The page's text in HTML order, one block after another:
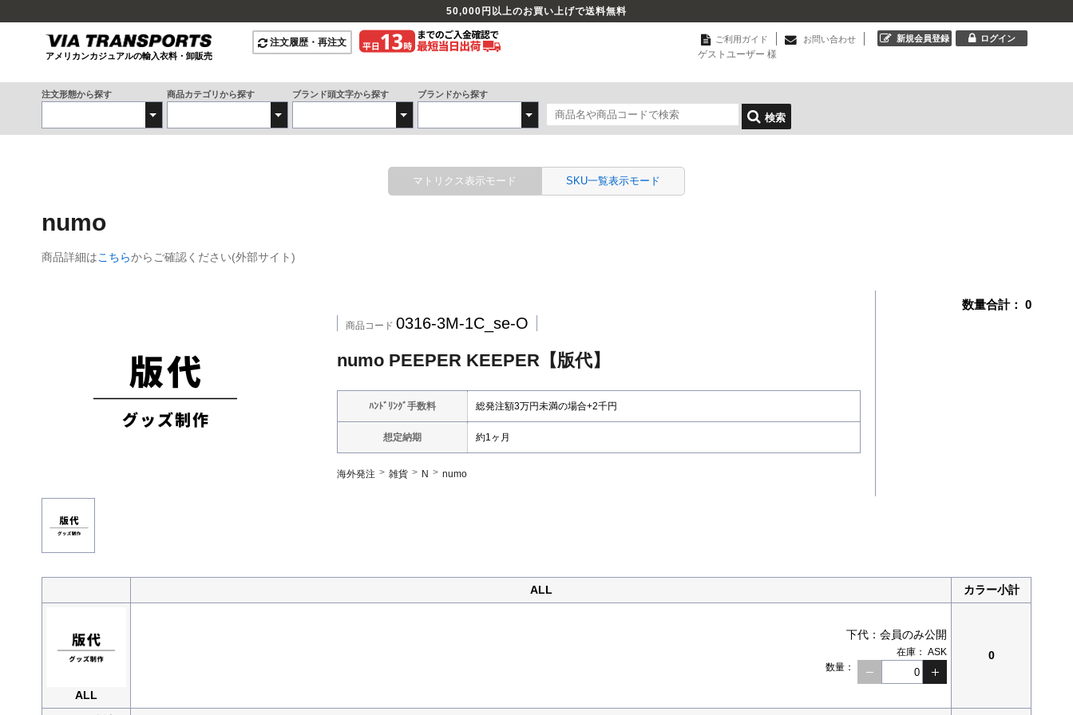
50,000 円以上のお買い上げで送料無料
アメリカンカジュアルの輸入衣料・卸販売
注文履歴・再注文 ご利用ガイド お問い合わせ 新規会員登録 ログイン
ゲストユーザー 様
注文形態から探す 商品カテゴリから探す ブランド頭文字から探す ブランドから探す
検索
マトリクス表示モード SKU一覧表示モード
numo
商品詳細はこちらからご確認ください(外部サイト)
商品コード 0316-3M-1C_se-O
numo PEEPER KEEPER【版代】
ﾊﾝﾄﾞﾘﾝｸﾞ手数料 総発注額3万円未満の場合+2千円
想定納期 約1ヶ月
海外発注 雑貨 N numo
数量合計： 0
ALL カラー小計
ALL
下代： 会員のみ公開
在庫： ASK
数量：
0